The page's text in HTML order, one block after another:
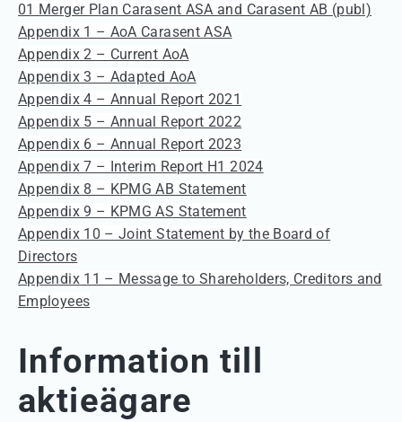
01 Merger Plan Carasent ASA and Carasent AB (publ)
Appendix 1 – AoA Carasent ASA
Appendix 2 – Current AoA
Appendix 3 – Adapted AoA
Appendix 4 – Annual Report 2021
Appendix 5 – Annual Report 2022
Appendix 6 – Annual Report 2023
Appendix 7 – Interim Report H1 2024
Appendix 8 – KPMG AB Statement
Appendix 9 – KPMG AS Statement
Appendix 10 – Joint Statement by the Board of
Directors
Appendix 11 – Message to Shareholders, Creditors and
Employees
Information till
aktieägare